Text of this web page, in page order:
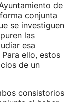
de
conjunta
se investiguen
las
esa
ello, estos
de un
consistorios